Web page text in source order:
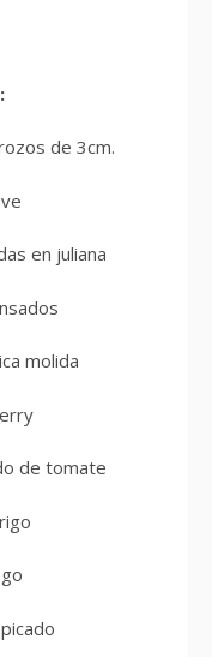
de 3cm.
en juliana
molida
de tomate